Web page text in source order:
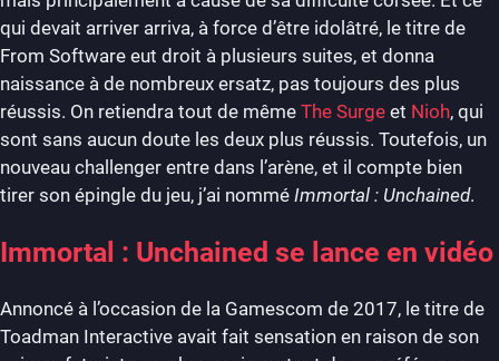
qui devait arriver arriva, à force d’être idolâtré, le titre de
From Software eut droit à plusieurs suites, et donna
naissance à de nombreux ersatz, pas toujours des plus
réussis. On retiendra tout de même The Surge et Nioh, qui
sont sans aucun doute les deux plus réussis. Toutefois, un
nouveau challenger entre dans l’arène, et il compte bien
tirer son épingle du jeu, j’ai nommé Immortal : Unchained.
Immortal : Unchained se lance en vidéo
Annoncé à l’occasion de la Gamescom de 2017, le titre de
Toadman Interactive avait fait sensation en raison de son